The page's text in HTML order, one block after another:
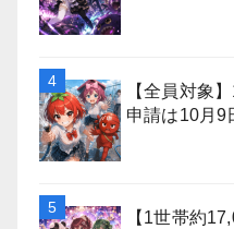
【全員対象
申請は10月9
【1世帯約